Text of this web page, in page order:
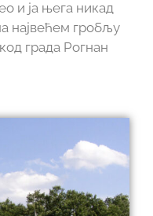
и ја њега никад
највећем гробљу
града Рогнан